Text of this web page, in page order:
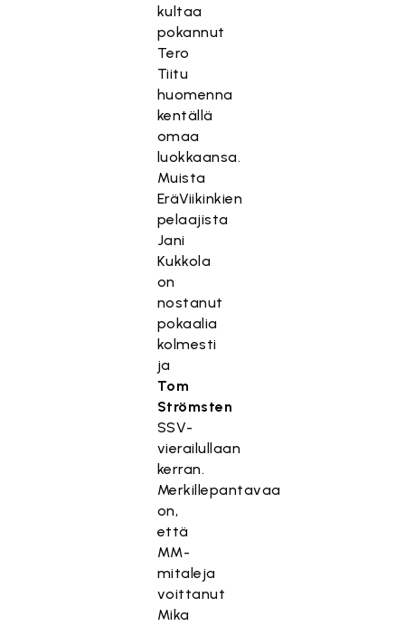
kultaa
pokannut
Tero
Tiitu
huomenna
kentällä
omaa
luokkaansa.
Muista
EräViikinkien
pelaajista
Jani
Kukkola
on
nostanut
pokaalia
kolmesti
ja
Tom
Strömsten
SSV-
vierailullaan
kerran.
Merkillepantavaa
on,
että
MM-
mitaleja
voittanut
Mika